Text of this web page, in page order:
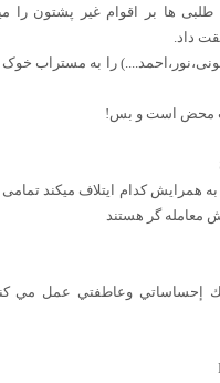
ها بر اقوام غیر پشتون را
داد.
را به مستراب خوک
محض است و بس!
همرایش کدام ایتلاف میکند
معامله گر هستند
إحساساتي وعاطفتي عمل مي